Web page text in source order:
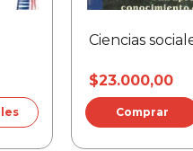
Ciencias
$23.000,00